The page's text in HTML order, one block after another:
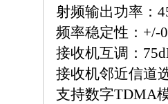
射频输出功率：
频率稳定性： +/-
接收机互调：
接收机邻近信道
支持数字TDMA